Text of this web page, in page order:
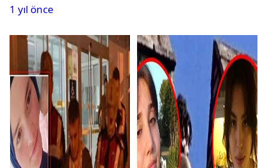
1 yıl önce